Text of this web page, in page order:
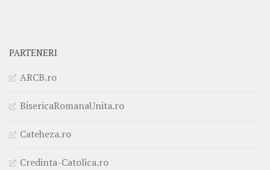
PARTENERI
ARCB.ro
BisericaRomanaUnita.ro
Cateheza.ro
Credinta-Catolica.ro